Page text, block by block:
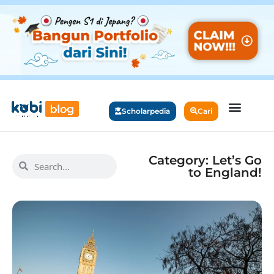
Scholarpedia Cari
Category: Let’s Go
to England!